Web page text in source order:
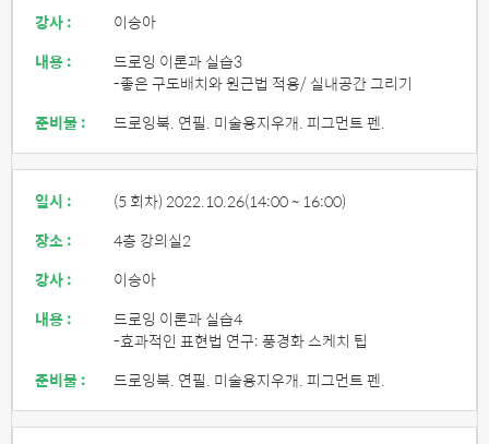
강사 :
이승아
내용 :
드로잉 이론과 실습3
-좋은 구도배치와 원근법 적용/ 실내공간 그리기
준비물 :
드로잉북. 연필. 미술용지우개. 피그먼트 펜.
일시 : (5 회차) 2022.10.26(14:00 ~ 16:00)
장소 :
4층 강의실2
강사 :
이승아
내용 :
드로잉 이론과 실습4
-효과적인 표현법 연구: 풍경화 스케치 팁
준비물 :
드로잉북. 연필. 미술용지우개. 피그먼트 펜.